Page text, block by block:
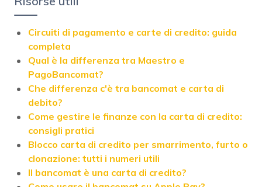
Circuiti di pagamento e carte di credito: guida
completa
Qual è la differenza tra Maestro e
PagoBancomat?
Che differenza c'è tra bancomat e carta di
debito?
Come gestire le finanze con la carta di credito:
consigli pratici
Blocco carta di credito per smarrimento, furto o
clonazione: tutti i numeri utili
Il bancomat è una carta di credito?